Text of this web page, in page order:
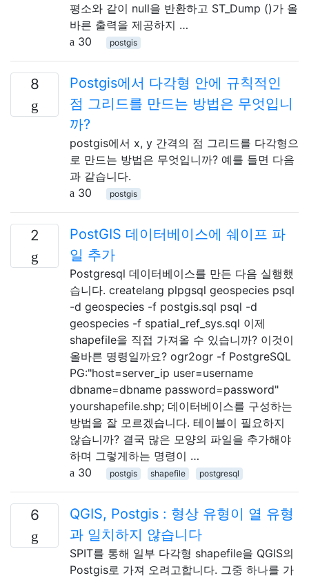
평소와 같이 null을 반환하고 ST_Dump ()가 올
바른 출력을 제공하지 …
30
postgis
8
Postgis에서 다각형 안에 규칙적인
점 그리드를 만드는 방법은 무엇입니
까?
postgis에서 x, y 간격의 점 그리드를 다각형으
로 만드는 방법은 무엇입니까? 예를 들면 다음
과 같습니다.
30
postgis
2
PostGIS 데이터베이스에 쉐이프 파
일 추가
Postgresql 데이터베이스를 만든 다음 실행했
습니다. createlang plpgsql geospecies psql
-d geospecies -f postgis.sql psql -d
geospecies -f spatial_ref_sys.sql 이제
shapefile을 직접 가져올 수 있습니까? 이것이
올바른 명령일까요? ogr2ogr -f PostgreSQL
PG:"host=server_ip user=username
dbname=dbname password=password"
yourshapefile.shp; 데이터베이스를 구성하는
방법을 잘 모르겠습니다. 테이블이 필요하지
않습니까? 결국 많은 모양의 파일을 추가해야
하며 그렇게하는 명령이 …
30
postgis shapefile postgresql
6
QGIS, Postgis : 형상 유형이 열 유형
과 일치하지 않습니다
SPIT를 통해 일부 다각형 shapefile을 QGIS의
Postgis로 가져 오려고합니다. 그중 하나를 가